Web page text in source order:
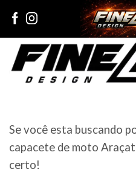
Se você esta buscando
capacete de moto
certo!